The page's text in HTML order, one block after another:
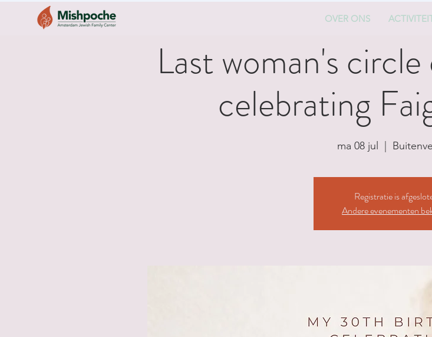
Last woman's
celebrating
ma 08 jul
Registratie is
Andere evenementen
OVER ONS